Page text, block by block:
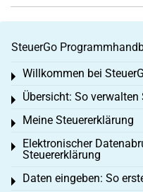
SteuerGo
Willkommen bei
Toggle menu
Übersicht: So verwalten
Toggle menu
Meine Steuererklärung
Toggle menu
Elektronischer
Steuererklärung
Toggle menu
Daten eingeben: So
Toggle menu